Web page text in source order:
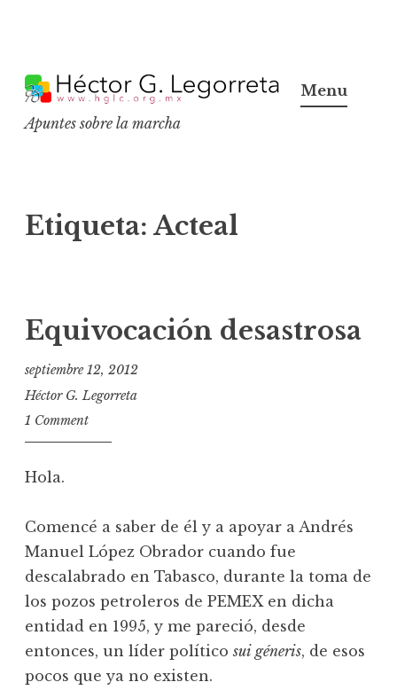
k
p
c
o
n
Apuntes sobre la marcha
Menu
Etiqueta: Acteal
Equivocación desastrosa
septiembre 12, 2012
Héctor G. Legorreta
1 Comment
Hola.
Comencé a saber de él y a apoyar a Andrés
Manuel López Obrador cuando fue
descalabrado en Tabasco, durante la toma de
los pozos petroleros de PEMEX en dicha
entidad en 1995, y me pareció, desde
entonces, un líder políticosui géneris, de esos
pocos que ya no existen.